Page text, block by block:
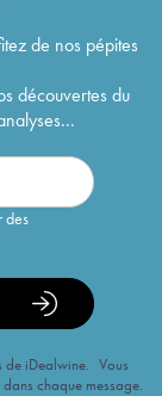
de nos pépites
découvertes du
des
de iDealwine. Vous
chaque message.